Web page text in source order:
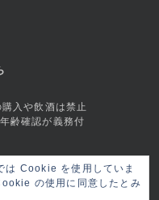
入や飲酒は禁止
齢確認が義務付
and
Terms of
は Cookie を使用していま
の使用に同意したとみ